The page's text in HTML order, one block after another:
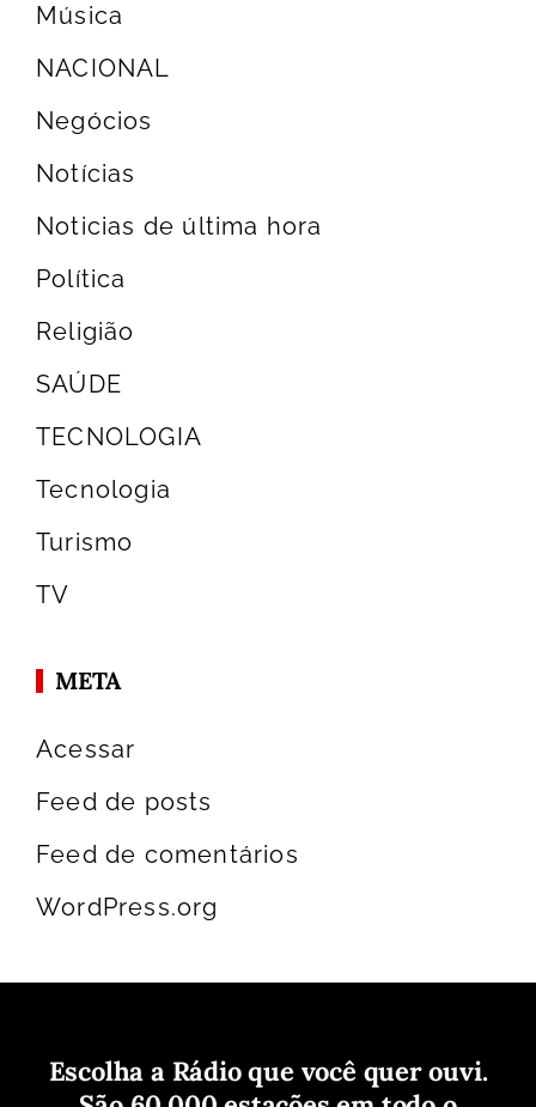
Música
NACIONAL
Negócios
Notícias
Noticias de última hora
Política
Religião
SAÚDE
TECNOLOGIA
Tecnologia
Turismo
TV
META
Acessar
Feed de posts
Feed de comentários
WordPress.org
Escolha a Rádio que você quer ouvi.